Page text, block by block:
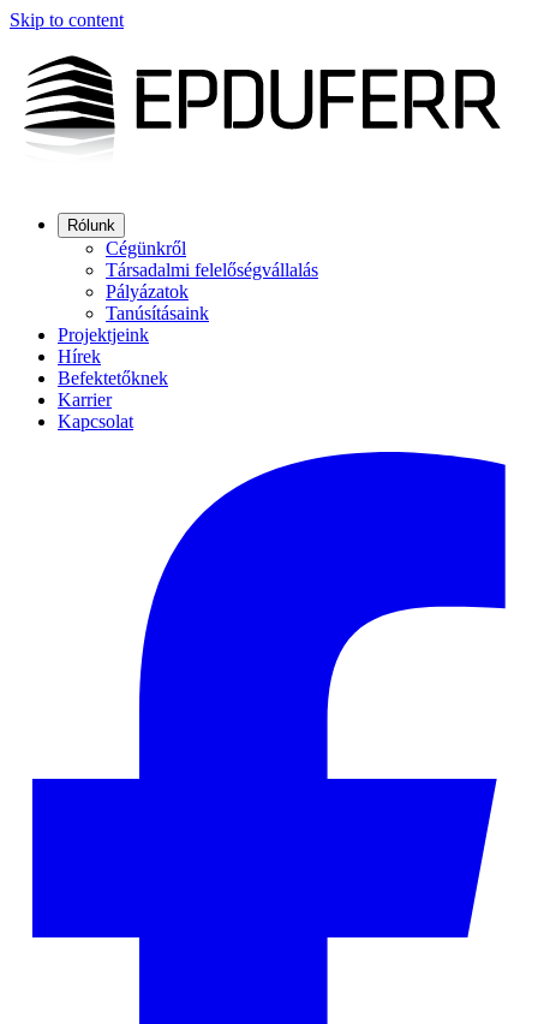
Skip to content
Rólunk
Cégünkről
Társadalmi felelőségvállalás
Pályázatok
Tanúsításaink
Projektjeink
Hírek
Befektetőknek
Karrier
Kapcsolat